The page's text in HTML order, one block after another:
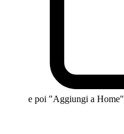
e poi "Aggiungi a Home"